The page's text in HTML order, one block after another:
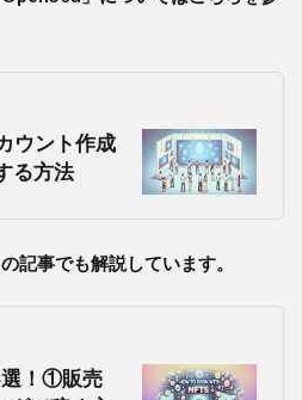
ウント作成
る方法
記事でも解説しています。
選！①販売